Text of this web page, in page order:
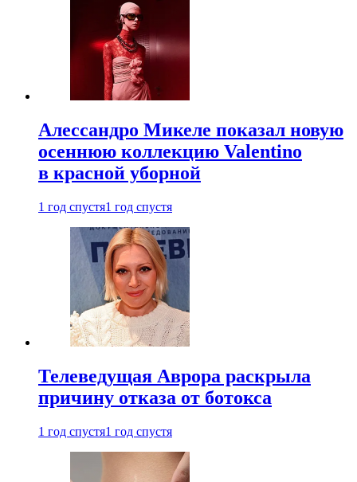
Алессандро Микеле показал новую
осеннюю коллекцию Valentino
в красной уборной
1 год спустя1 год спустя
Телеведущая Аврора раскрыла
причину отказа от ботокса
1 год спустя1 год спустя